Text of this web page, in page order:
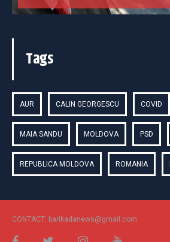
Tags
AUR CALIN GEORGESCU COVID
MAIA SANDU MOLDOVA PSD
REPUBLICA MOLDOVA ROMANIA
CONTACT: barikadanews@gmail.com